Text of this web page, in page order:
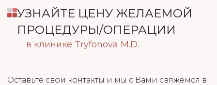
УЗНАЙТЕ ЦЕНУ ЖЕЛАЕМОЙ
ПРОЦЕДУРЫ/ОПЕРАЦИИ
в клинике Tryfonova M.D.
Оставьте свои контакты и мы с Вами свяжемся в